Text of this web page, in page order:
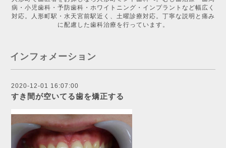
病・小児歯科・予防歯科・ホワイトニング・インプラントなど幅広く
対応。人形町駅・水天宮前駅近く、土曜診療対応。丁寧な説明と痛み
に配慮した歯科治療を行っています。
インフォメーション
2020-12-01 16:07:00
すき間が空いてる歯を矯正する